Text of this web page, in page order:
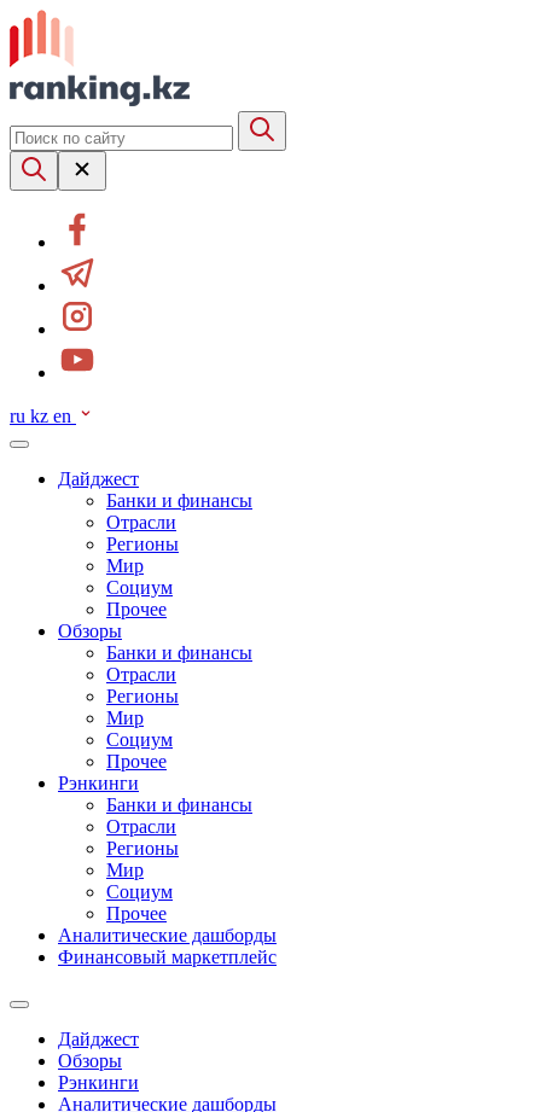
ru kz en
Дайджест
Банки и финансы
Отрасли
Регионы
Мир
Социум
Прочее
Обзоры
Банки и финансы
Отрасли
Регионы
Мир
Социум
Прочее
Рэнкинги
Банки и финансы
Отрасли
Регионы
Мир
Социум
Прочее
Аналитические дашборды
Финансовый маркетплейс
Дайджест
Обзоры
Рэнкинги
Аналитические дашборды